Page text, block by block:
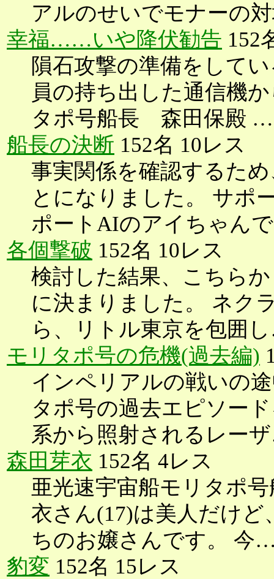
アルのせいでモナーの
幸福……いや降伏勧告 152
隕石攻撃の準備をして
員の持ち出した通信機
タポ号船長 森田保殿 …
船長の決断 152名 10レス
事実関係を確認するた
とになりました。 サ
ポートAIのアイちゃん
各個撃破 152名 10レス
検討した結果、こちら
に決まりました。 ネク
ら、リトル東京を包囲
モリタポ号の危機(過去編)
インペリアルの戦いの
タポ号の過去エピソー
系から照射されるレー
森田芽衣 152名 4レス
亜光速宇宙船モリタポ
衣さん(17)は美人だけ
ちのお嬢さんです。 今
豹変 152名 15レス